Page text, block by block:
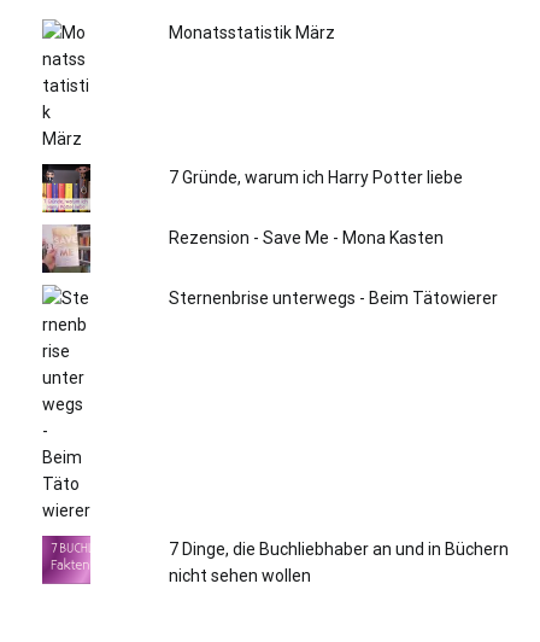
Monatsstatistik März
7 Gründe, warum ich Harry Potter liebe
Rezension - Save Me - Mona Kasten
Sternenbrise unterwegs - Beim Tätowierer
7 Dinge, die Buchliebhaber an und in Büchern
nicht sehen wollen